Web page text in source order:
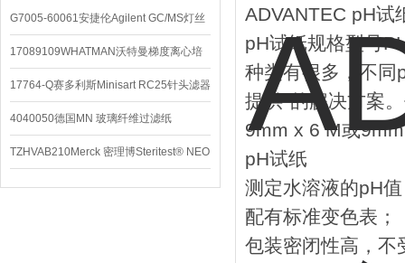
G7005-60061安捷伦Agilent GC/MS灯丝
配件
17089109WHATMAN沃特曼梯度离心培
养基
17764-Q赛多利斯Minisart RC25针头滤器
4040050德国MN 玻璃纤维过滤纸
TZHVAB210Merck 密理博Steritest® NEO
设备
ADVANTEC pH试
pH试纸规格型号
种类有很多，不同
提供*的解决方案
9mm x 6 M或
pH试纸
测定水溶液的pH
配有标准变色表；
包装密闭性高，不